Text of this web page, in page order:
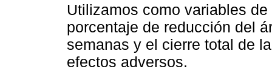
Utilizamos como variables
porcentaje de reducción del
semanas y el cierre total de
efectos adversos.